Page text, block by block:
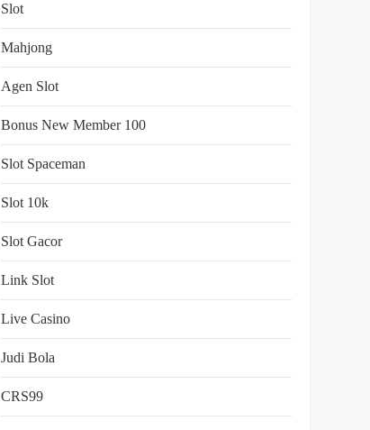
Slot
Mahjong
Agen Slot
Bonus New Member 100
Slot Spaceman
Slot 10k
Slot Gacor
Link Slot
Live Casino
Judi Bola
CRS99